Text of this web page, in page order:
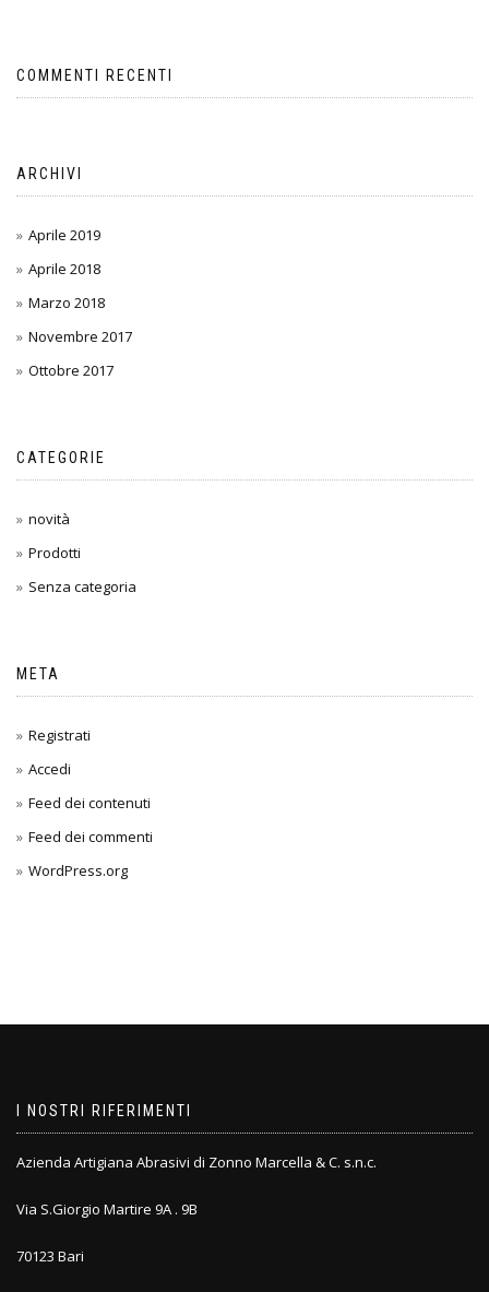
COMMENTI RECENTI
ARCHIVI
Aprile 2019
Aprile 2018
Marzo 2018
Novembre 2017
Ottobre 2017
CATEGORIE
novità
Prodotti
Senza categoria
META
Registrati
Accedi
Feed dei contenuti
Feed dei commenti
WordPress.org
I NOSTRI RIFERIMENTI
Azienda Artigiana Abrasivi di Zonno Marcella & C. s.n.c.
Via S.Giorgio Martire 9A . 9B
70123 Bari